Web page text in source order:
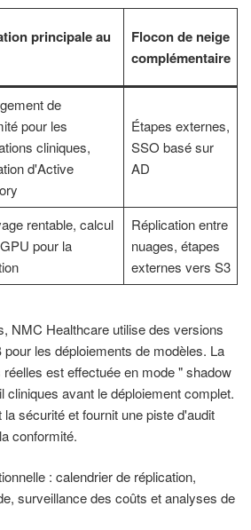
principale au
Flocon de neige
complémentaire
de
pour les
cliniques,
d'Active
Étapes externes,
SSO basé sur
AD
rentable, calcul
pour la
Réplication entre
nuages, étapes
externes vers S3
NMC Healthcare utilise des versions
les déploiements de modèles. La
est effectuée en mode " shadow
cliniques avant le déploiement complet.
sécurité et fournit une piste d'audit
conformité.
: calendrier de réplication,
surveillance des coûts et analyses de